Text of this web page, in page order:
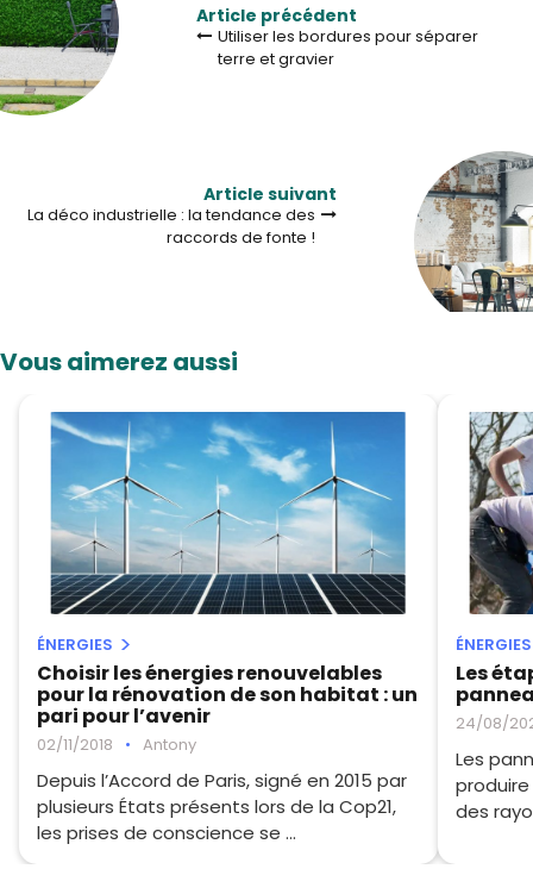
Article précédent
Utiliser les bordures pour séparer
terre et gravier
Article suivant
La déco industrielle : la tendance des
raccords de fonte !
Vous aimerez aussi
ÉNERGIES
Choisir les énergies renouvelables
pour la rénovation de son habitat : un
pari pour l’avenir
02/11/2018 • Antony
Depuis l’Accord de Paris, signé en 2015 par
plusieurs États présents lors de la Cop21,
les prises de conscience se ...
ÉNERGIES
Les
24/08/
Les
des